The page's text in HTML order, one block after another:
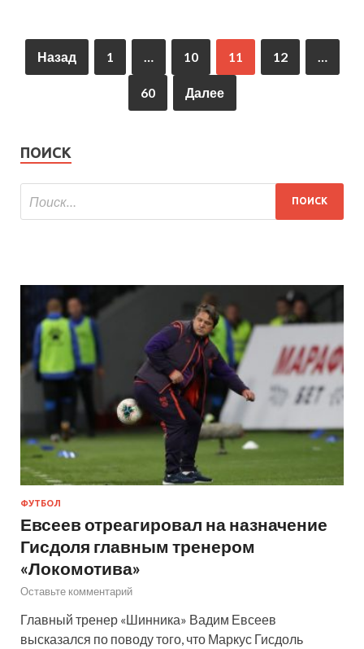
Назад 1 10 11 12
60 Далее
ПОИСК
ФУТБОЛ
Евсеев отреагировал на назначение
Гисдоля главным тренером
«Локомотива»
Оставьте комментарий
Главный тренер «Шинника» Вадим Евсеев
высказался по поводу того, что Маркус Гисдоль